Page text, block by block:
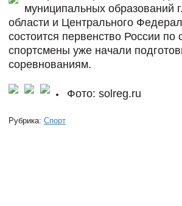
муниципальных образований
области и Центрального
состоится первенство России по
спортсмены уже начали
соревнованиям.
Фото: solreg.ru
Рубрика: Спорт